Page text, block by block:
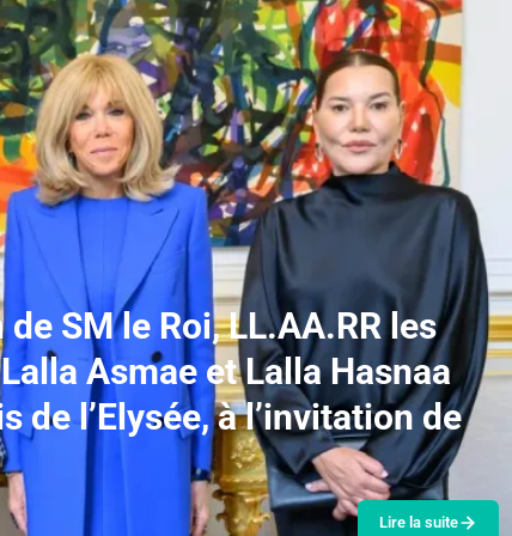
SM le Roi, LL.AA.RR les
Asmae et Lalla Hasnaa
de l’Elysée, à l’invitation de
Lire la suite